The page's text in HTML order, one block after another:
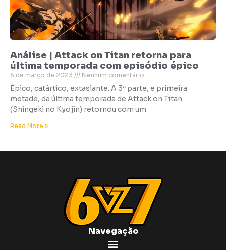
Análise | Attack on Titan retorna para
última temporada com episódio épico
5 de março de 2023 Nenhum comentário
Épico, catártico, extasiante. A 3ª parte, e primeira
metade, da última temporada de Attack on Titan
(Shingeki no Kyojin) retornou com um
Read More »
Navegação